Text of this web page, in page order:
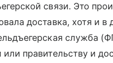
связи. Это
доставка, хотя и
служба
правительству и